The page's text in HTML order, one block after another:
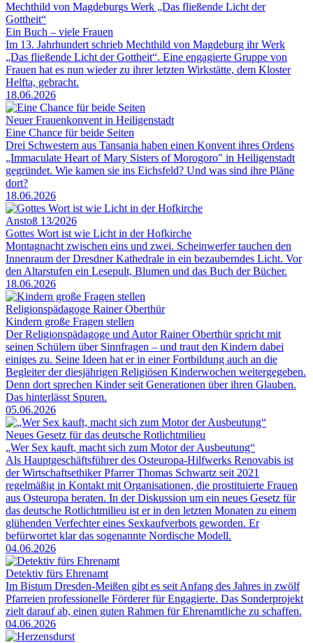
Mechthild von Magdeburgs Werk „Das fließende Licht der
Gottheit“
Ein Buch – viele Frauen
Im 13. Jahrhundert schrieb Mechthild von Magdeburg ihr Werk
„Das fließende Licht der Gottheit“. Eine engagierte Gruppe von
Frauen hat es nun wieder zu ihrer letzten Wirkstätte, dem Kloster
Helfta, gebracht.
18.06.2026
Neuer Frauenkonvent in Heiligenstadt
Eine Chance für beide Seiten
Drei Schwestern aus Tansania haben einen Konvent ihres Ordens
„Immaculate Heart of Mary Sisters of Morogoro" in Heiligenstadt
gegründet. Wie kamen sie ins Eichsfeld? Und was sind ihre Pläne
dort?
18.06.2026
Anstoß 13/2026
Gottes Wort ist wie Licht in der Hofkirche
Montagnacht zwischen eins und zwei. Scheinwerfer tauchen den
Innenraum der Dresdner Kathedrale in ein bezauberndes Licht. Vor
den Altarstufen ein Lesepult, Blumen und das Buch der Bücher.
18.06.2026
Religionspädagoge Rainer Oberthür
Kindern große Fragen stellen
Der Religionspädagoge und Autor Rainer Oberthür spricht mit
seinen Schülern über Sinnfragen – und traut den Kindern dabei
einiges zu. Seine Ideen hat er in einer Fortbildung auch an die
Begleiter der diesjährigen Religiösen Kinderwochen weitergegeben.
Denn dort sprechen Kinder seit Generationen über ihren Glauben.
Das hinterlässt Spuren.
05.06.2026
Neues Gesetz für das deutsche Rotlichtmilieu
„Wer Sex kauft, macht sich zum Motor der Ausbeutung“
Als Hauptgeschäftsführer des Osteuropa-Hilfwerks Renovabis ist
der Wirtschaftsethiker Pfarrer Thomas Schwartz seit 2021
regelmäßig in Kontakt mit Organisationen, die prostituierte Frauen
aus Osteuropa beraten. In der Diskussion um ein neues Gesetz für
das deutsche Rotlichtmilieu ist er in den letzten Monaten zu einem
glühenden Verfechter eines Sexkaufverbots geworden. Er
befürwortet klar das sogenannte Nordische Modell.
04.06.2026
Detektiv fürs Ehrenamt
Im Bistum Dresden-Meißen gibt es seit Anfang des Jahres in zwölf
Pfarreien professionelle Förderer für Engagierte. Das Sonderprojekt
zielt darauf ab, einen guten Rahmen für Ehrenamtliche zu schaffen.
04.06.2026